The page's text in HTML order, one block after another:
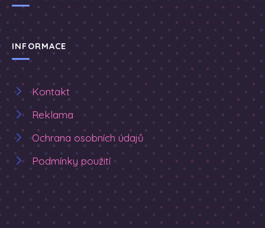
INFORMACE
Kontakt
Reklama
Ochrana osobních údajů
Podmínky použití